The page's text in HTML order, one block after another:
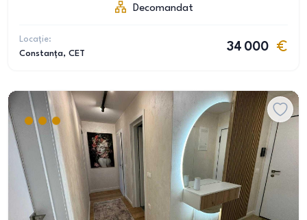
Decomandat
Locație:
Constanța, CET
34 000